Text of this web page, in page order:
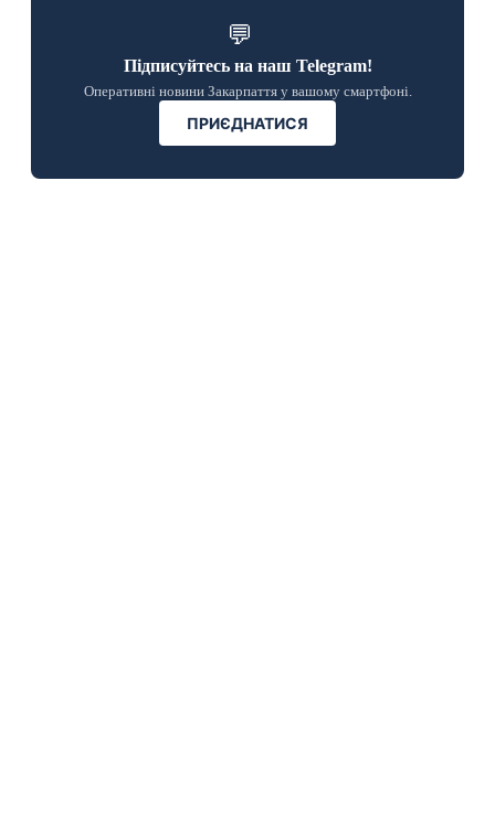
💬
Підписуйтесь на наш Telegram!
Оперативні новини Закарпаття у вашому смартфоні.
ПРИЄДНАТИСЯ